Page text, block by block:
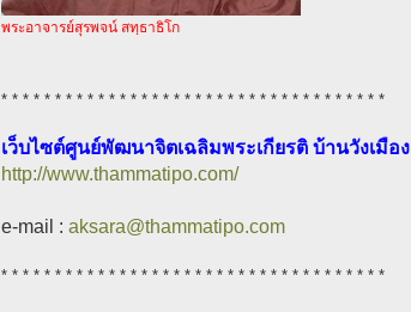
พระอาจารย์สุรพจน์ สทฺธาธิโก
* * * * * * * * * * * * * * * * * * * * * * * * * * * * * * * * * * * *
เว็บไซต์ศูนย์พัฒนาจิตเฉลิมพระเกียรติ บ้านวังเมือง
http://www.thammatipo.com/
e-mail : aksara@thammatipo.com
* * * * * * * * * * * * * * * * * * * * * * * * * * * * * * * * * * * *